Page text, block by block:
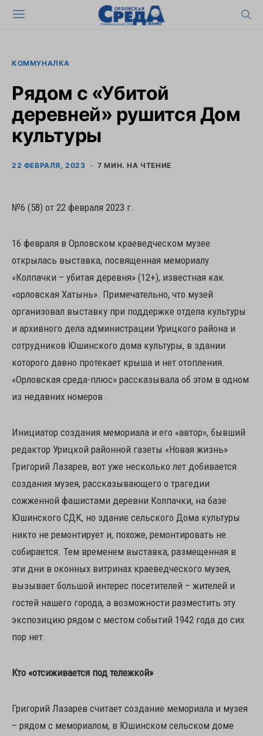
КОММУНАЛКА
Рядом с «Убитой
деревней» рушится Дом
культуры
22 ФЕВРАЛЯ, 2023 7 МИН. НА ЧТЕНИЕ
№6 (58) от 22 февраля 2023 г.
16 февраля в Орловском краеведческом музее
открылась выставка, посвященная мемориалу
«Колпачки – убитая деревня» (12+), известная как
«орловская Хатынь». Примечательно, что музей
организовал выставку при поддержке отдела культуры
и архивного дела администрации Урицкого района и
сотрудников Юшинского дома культуры, в здании
которого давно протекает крыша и нет отопления.
«Орловская среда-плюс» рассказывала об этом в одном
из недавних номеров.
Инициатор создания мемориала и его «автор», бывший
редактор Урицкой районной газеты «Новая жизнь»
Григорий Лазарев, вот уже несколько лет добивается
создания музея, рассказывающего о трагедии
сожженной фашистами деревни Колпачки, на базе
Юшинского СДК, но здание сельского Дома культуры
никто не ремонтирует и, похоже, ремонтировать не
собирается. Тем временем выставка, размещенная в
эти дни в оконных витринах краеведческого музея,
вызывает большой интерес посетителей – жителей и
гостей нашего города, а возможности разместить эту
экспозицию рядом с местом событий 1942 года до сих
пор нет.
Кто «отсиживается под тележкой»
Григорий Лазарев считает создание мемориала и музея
– рядом с мемориалом, в Юшинском сельском доме